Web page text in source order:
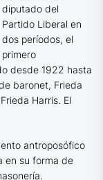
diputado del
Partido Liberal en
dos períodos, el
primero
desde 1922 hasta
baronet, Frieda
Harris. El
antroposófico
en su forma de